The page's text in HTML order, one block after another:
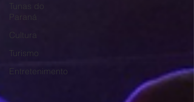
Tunas do
Paraná
Cultura
Turismo
Entretenimento